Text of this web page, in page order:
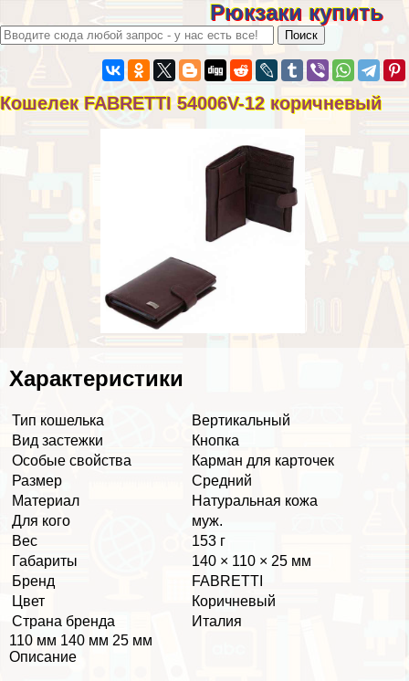
Рюкзаки купить
Кошелек FABRETTI 54006V-12 коричневый
Хаpaктеристики
Тип кошелька
Вертикальный
Вид застежки
Кнопка
Особые свойства
Карман для карточек
Размер
Средний
Материал
Натуральная кожа
Для кого
муж.
Вес
153 г
Габариты
140 × 110 × 25 мм
Бренд
FABRETTI
Цвет
Коричневый
Страна бренда
Италия
110 мм 140 мм 25 мм
Описание